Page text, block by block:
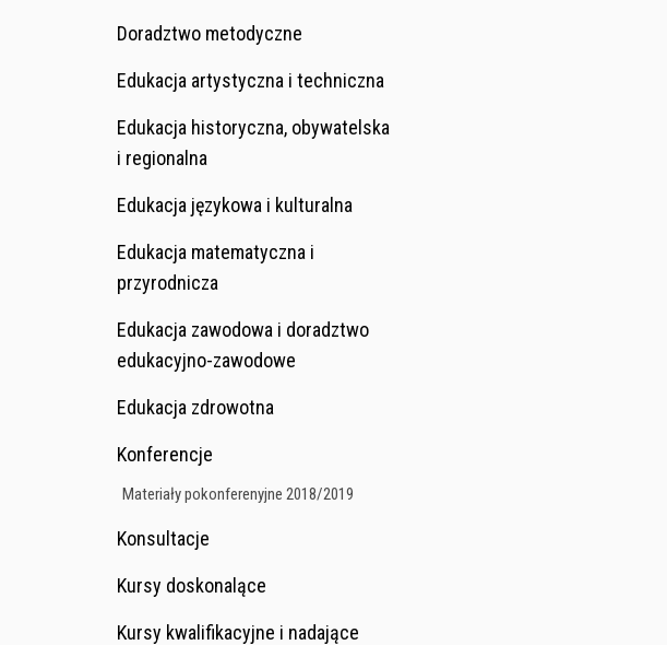
Doradztwo metodyczne
Edukacja artystyczna i techniczna
Edukacja historyczna, obywatelska
i regionalna
Edukacja językowa i kulturalna
Edukacja matematyczna i
przyrodnicza
Edukacja zawodowa i doradztwo
edukacyjno-zawodowe
Edukacja zdrowotna
Konferencje
Materiały pokonferenyjne 2018/2019
Konsultacje
Kursy doskonalące
Kursy kwalifikacyjne i nadające